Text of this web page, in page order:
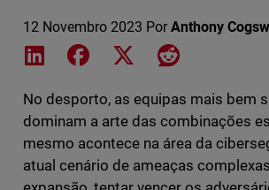
12 Novembro 2023 Por Anthony
Share on LinkedIn
Share on Facebook
Share on XShare on Reddit
No desporto, as equipas mais bem
dominam a arte das combinações
mesmo acontece na área da
atual cenário de ameaças